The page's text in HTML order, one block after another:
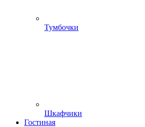
Тумбочки
Шкафчики
Гостиная